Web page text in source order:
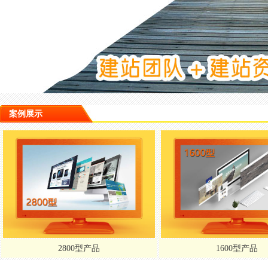
案例展示
1600型产品 600型产品